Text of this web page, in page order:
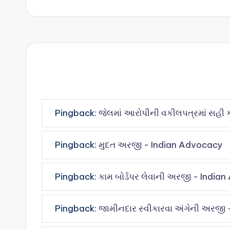
Pingback: જેલમાં આરોપીની વકીલપત્રમાં સહી
Pingback: મુદત અરજી - Indian Advocacy
Pingback: કામ બોર્ડપર લેવાની અરજી -
Pingback: જામીનદાર સ્વીકારવા અંગેની